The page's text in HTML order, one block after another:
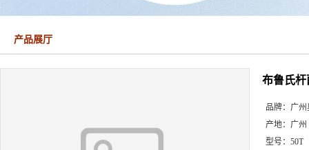
产品展厅
布鲁氏杆
品牌： 广州
产地： 广州
型号： 50T